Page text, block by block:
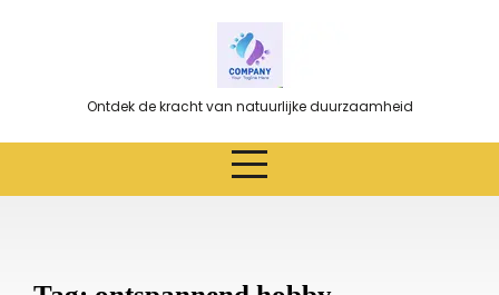
Ontdek de kracht van natuurlijke duurzaamheid